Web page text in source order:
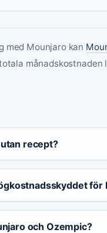
med Mounjaro kan
månadskostnaden
recept?
för
och Ozempic?